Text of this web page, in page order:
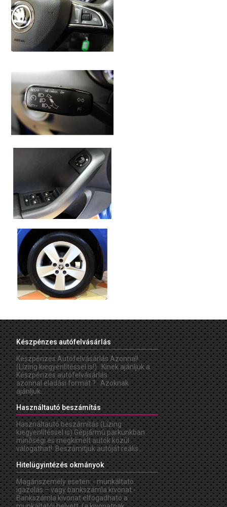
Készpénzes autófelvásárlás
Készpénzes Autófelvásárlás Azonnal!
(Lízing kiegyenlítéssel is!) Kinek ajánljuk a
Készpénzes autófelvásárlás
azonnal eladási formát ? Azoknak
ajánljuk...
Használtautó beszámítás
Használtautó beszámítás (Lízing
kiegyenlítéssel is) Gépjármû parkunkban
minõségi és megkímélt autók közül
válogathat! Beszámítjuk autóját reális...
Hitelügyintézés okmányok
Magánszemély esetén: - munkáltató
igazolás – vagy bankszámla kivonat -
Bankszámla kivonat elfogadható a